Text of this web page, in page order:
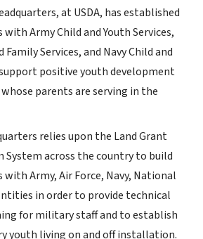
at USDA, has established
Army Child and Youth Services,
Services, and Navy Child and
positive youth development
parents are serving in the
relies upon the Land Grant
System across the country to build
Army, Air Force, Navy, National
in order to provide technical
for military staff and to establish
youth living on and off installation.